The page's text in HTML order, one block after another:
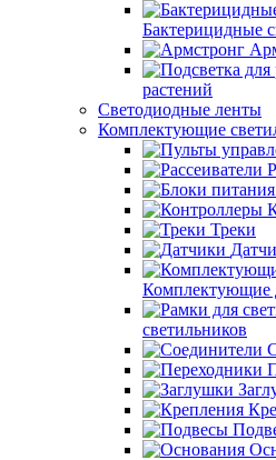
Бактерицидные
растений
Светодиодные ленты
Комплектующие
Треки
Комплектующие
светильников